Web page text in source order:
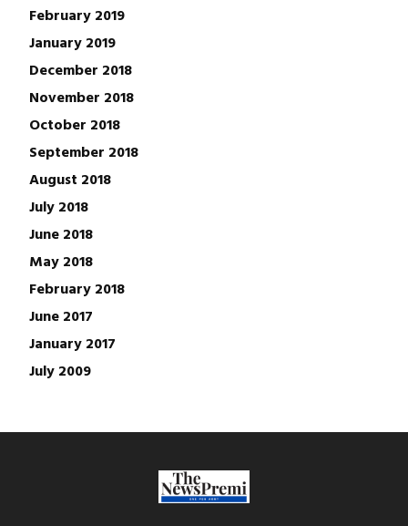
February 2019
January 2019
December 2018
November 2018
October 2018
September 2018
August 2018
July 2018
June 2018
May 2018
February 2018
June 2017
January 2017
July 2009